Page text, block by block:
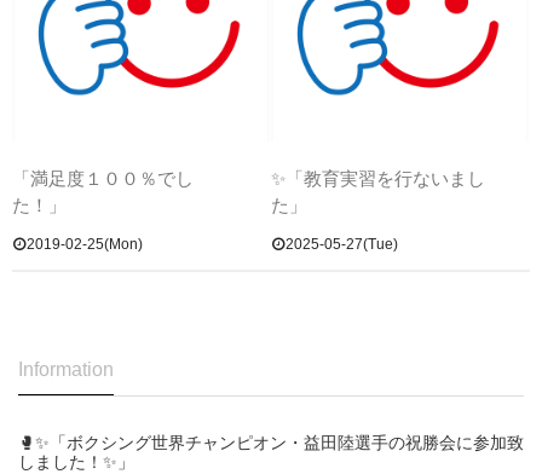
「満足度１００％でし
た！」
2019-02-25(Mon)
✨「教育実習を行ないまし
た」
2025-05-27(Tue)
Information
🥊✨「ボクシング世界チャンピオン・益田陸選手の祝勝会に参加致
しました！✨」